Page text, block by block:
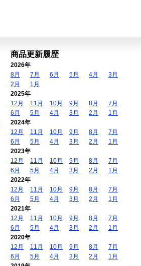
商品更新履歴
2026年
8月
7月 6月 5月 4月
3月
2月
1月
2025年
12月
11月 10月 9月 8月
7月
6月
5月 4月 3月 2月
1月
2024年
12月
11月 10月 9月 8月
7月
6月
5月 4月 3月 2月
1月
2023年
12月
11月 10月 9月 8月
7月
6月
5月 4月 3月 2月
1月
2022年
12月
11月 10月 9月 8月
7月
6月
5月 4月 3月 2月
1月
2021年
12月
11月 10月 9月 8月
7月
6月
5月 4月 3月 2月
1月
2020年
12月
11月 10月 9月 8月
7月
6月
5月 4月 3月 2月
1月